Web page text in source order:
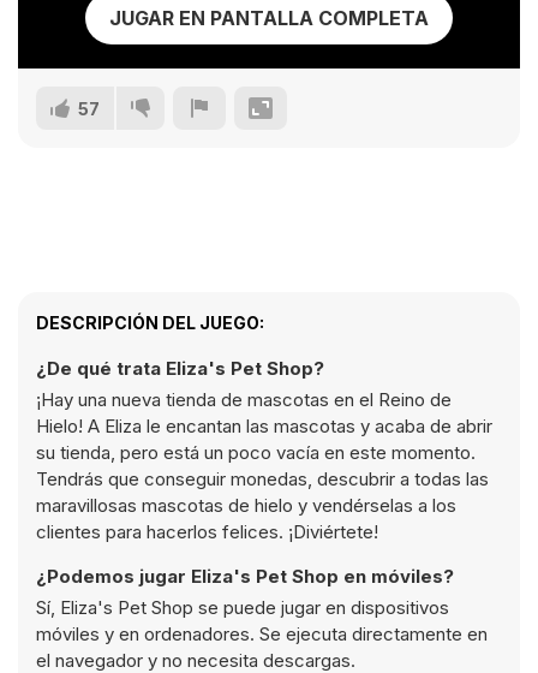
JUGAR EN PANTALLA COMPLETA
57
DESCRIPCIÓN DEL JUEGO:
¿De qué trata Eliza's Pet Shop?
¡Hay una nueva tienda de mascotas en el Reino de
Hielo! A Eliza le encantan las mascotas y acaba de abrir
su tienda, pero está un poco vacía en este momento.
Tendrás que conseguir monedas, descubrir a todas las
maravillosas mascotas de hielo y vendérselas a los
clientes para hacerlos felices. ¡Diviértete!
¿Podemos jugar Eliza's Pet Shop en móviles?
Sí, Eliza's Pet Shop se puede jugar en dispositivos
móviles y en ordenadores. Se ejecuta directamente en
el navegador y no necesita descargas.